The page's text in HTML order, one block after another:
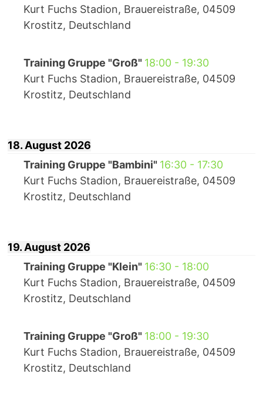
Kurt Fuchs Stadion, Brauereistraße, 04509
Krostitz, Deutschland
Training Gruppe "Groß" 18:00- 19:30
Kurt Fuchs Stadion, Brauereistraße, 04509
Krostitz, Deutschland
18. August 2026
Training Gruppe "Bambini" 16:30- 17:30
Kurt Fuchs Stadion, Brauereistraße, 04509
Krostitz, Deutschland
19. August 2026
Training Gruppe "Klein" 16:30- 18:00
Kurt Fuchs Stadion, Brauereistraße, 04509
Krostitz, Deutschland
Training Gruppe "Groß" 18:00- 19:30
Kurt Fuchs Stadion, Brauereistraße, 04509
Krostitz, Deutschland